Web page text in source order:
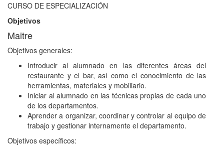
CURSO DE ESPECIALIZACIÓN
Objetivos
Maitre
Objetivos generales:
Introducir al alumnado en las diferentes áreas del
restaurante y el bar, así como el conocimiento de las
herramientas, materiales y mobiliario.
Iniciar al alumnado en las técnicas propias de cada uno
de los departamentos.
Aprender a organizar, coordinar y controlar al equipo de
trabajo y gestionar internamente el departamento.
Objetivos específicos: